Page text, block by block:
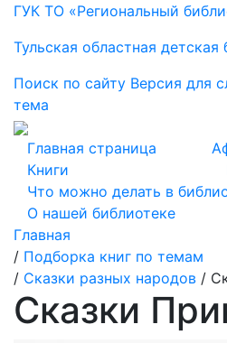
ГУК ТО «Региональный
Тульская областная детская
Поиск по сайту Версия для
тема
Главная страница
Книги
Что можно делать в
О нашей библиотеке
Главная
/ Подборка книг по темам
/ Сказки разных народов /
Сказки